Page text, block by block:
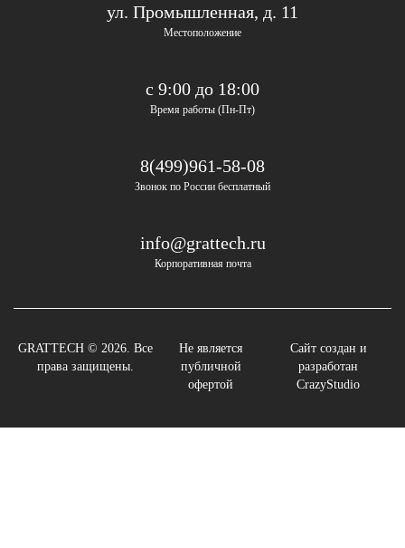
ул. Промышленная, д. 11
Местоположение
с 9:00 до 18:00
Время работы (Пн-Пт)
8(499)961-58-08
Звонок по России бесплатный
info@grattech.ru
Корпоративная почта
GRATTECH © 2026. Все
права защищены.
Не является
публичной
офертой
Сайт создан и
разработан
CrazyStudio